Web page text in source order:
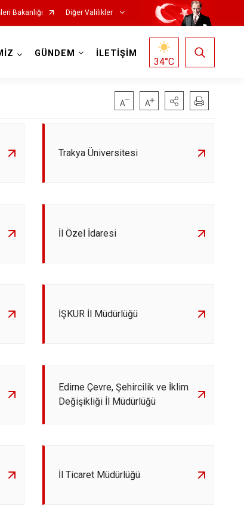
Bakanlığı Diğer Valilikler
GÜNDEM İLETİŞİM
34°C
Trakya Üniversitesi
İl Özel İdaresi
İŞKUR İl Müdürlüğü
Edirne Çevre, Şehircilik ve İklim
Değişikliği İl Müdürlüğü
İl Ticaret Müdürlüğü